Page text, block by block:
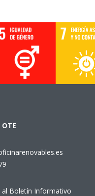
OTE
al Boletín Informativo